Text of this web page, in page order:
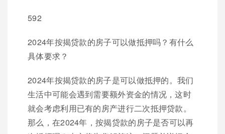
592
2024年按揭贷款的房子可以做抵押吗？有什么
具体要求？
2024年按揭贷款的房子是可以做抵押的。我们
生活中可能会遇到需要额外资金的情况，这时
就会考虑利用已有的房产进行二次抵押贷款。
那么，在2024年，按揭贷款的房子是否可以再